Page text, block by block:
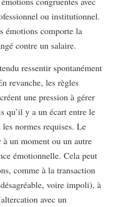
ou institutionnel.
émotions comporte la
contre un salaire.
ressentir spontanément
revanche, les règles
une pression à gérer
qu’il y a un écart entre le
normes requises. Le
à un moment ou un autre
émotionnelle. Cela peut
comme à la transaction
voire impoli), à
avec un